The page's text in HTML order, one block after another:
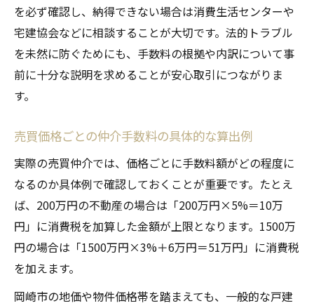
を必ず確認し、納得できない場合は消費生活センターや
宅建協会などに相談することが大切です。法的トラブル
を未然に防ぐためにも、手数料の根拠や内訳について事
前に十分な説明を求めることが安心取引につながりま
す。
売買価格ごとの仲介手数料の具体的な算出例
実際の売買仲介では、価格ごとに手数料額がどの程度に
なるのか具体例で確認しておくことが重要です。たとえ
ば、200万円の不動産の場合は「200万円×5%＝10万
円」に消費税を加算した金額が上限となります。1500万
円の場合は「1500万円×3%＋6万円＝51万円」に消費税
を加えます。
岡崎市の地価や物件価格帯を踏まえても、一般的な戸建